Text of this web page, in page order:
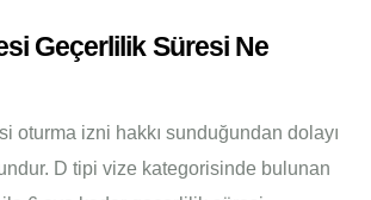
Geçerlilik Süresi Ne
oturma izni hakkı sunduğundan dolayı
D tipi vize kategorisinde bulunan